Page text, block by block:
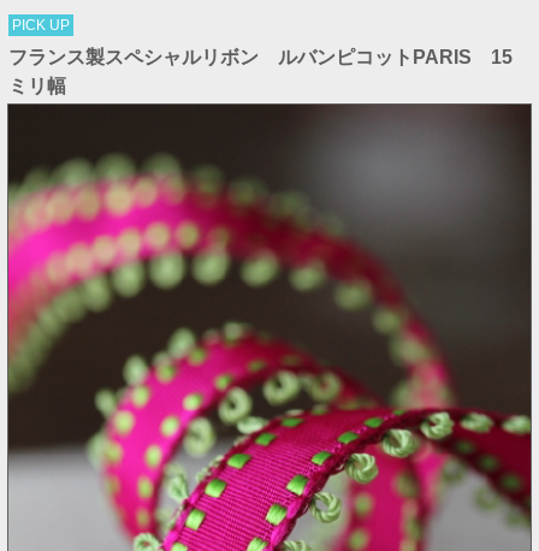
PICK UP
フランス製スペシャルリボン ルバンピコットPARIS 15
ミリ幅